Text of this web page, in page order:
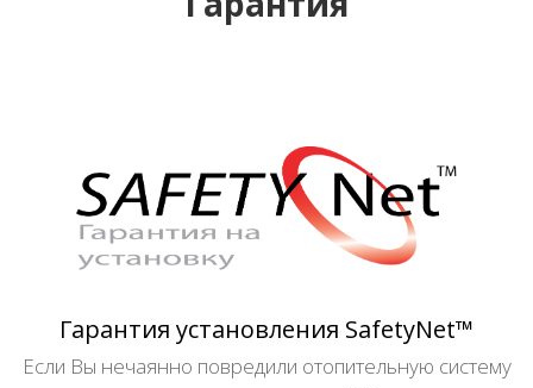
Гарантия установления SafetyNet™
Если Вы нечаянно повредили отопительную систему